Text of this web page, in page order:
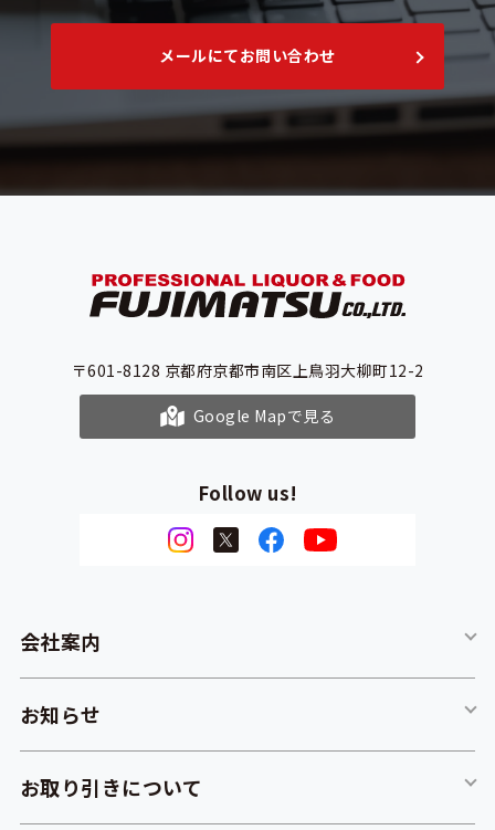
メールにてお問い合わせ
〒601-8128 京都府京都市南区上鳥羽大柳町12-2
Google Mapで見る
Follow us!
会社案内
お知らせ
お取り引きについて